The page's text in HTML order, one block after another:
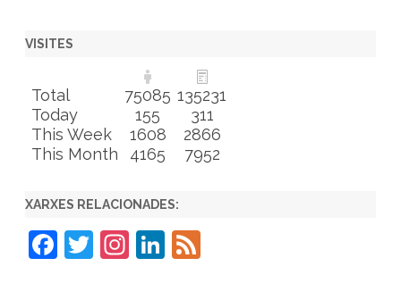
VISITES
Total 75085 135231
Today
155
311
This Week
1608
2866
This Month
4165 7952
XARXES RELACIONADES:
F
T
In Li